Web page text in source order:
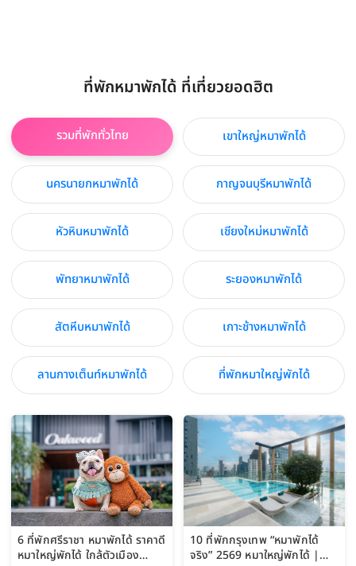
ที่พักหมาพักได้ ที่เที่ยวยอดฮิต
รวมที่พักทั่วไทย เขาใหญ่หมาพักได้
นครนายกหมาพักได้ กาญจนบุรีหมาพักได้
หัวหินหมาพักได้ เชียงใหม่หมาพักได้
พัทยาหมาพักได้ ระยองหมาพักได้
สัตหีบหมาพักได้ เกาะช้างหมาพักได้
ลานกางเต็นท์หมาพักได้ ที่พักหมาใหญ่พักได้
6 ที่พักศรีราชา หมาพักได้ ราคาดี
หมาใหญ่พักได้ ใกล้ตัวเมือง
10 ที่พักกรุงเทพ “หมาพักได้
จริง” 2569 หมาใหญ่พักได้ |